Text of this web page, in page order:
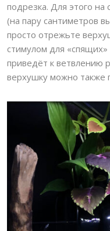
подрезка. Для этого на
(на пару сантиметров
просто отрежьте
стимулом для «спящих»
приведёт к ветвлению
верхушку можно также